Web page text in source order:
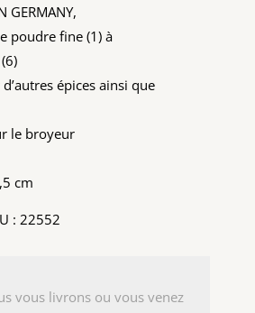
GERMANY,
poudre fine (1) à
épices ainsi que
le broyeur
cm
: 22552
vous livrons ou vous venez